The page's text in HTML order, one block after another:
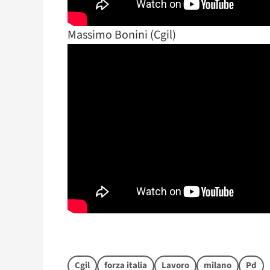
Massimo Bonini (Cgil)
Cgil forza italia Lavoro milano Pd